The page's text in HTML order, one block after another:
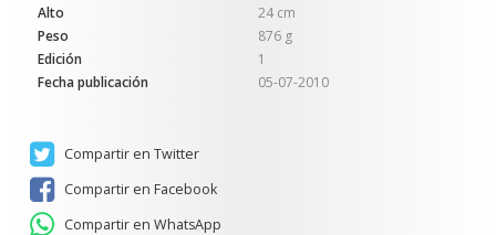
Alto
24 cm
Peso
876 g
Edición
1
Fecha publicación
05-07-2010
Compartir en Twitter
Compartir en Facebook
Compartir en WhatsApp